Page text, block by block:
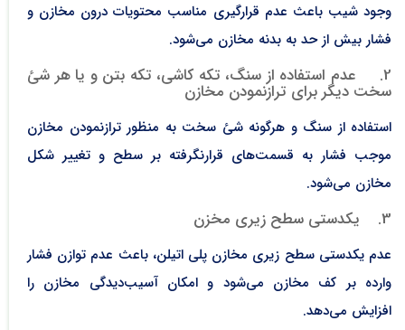
وجود شیب باعث عدم قرارگیری مناسب محتویات درون مخازن و
فشار بیش از حد به بدنه مخازن می‌شود.
2. عدم استفاده از سنگ، تکه کاشی، تکه بتن و یا هر شئ
سخت دیگر برای ترازنمودن مخازن
استفاده از سنگ و هرگونه شئ سخت به منظور ترازنمودن مخازن
موجب فشار به قسمت‌های قرارنگرفته بر سطح و تغییر شکل
مخازن می‌شود.
3. یکدستی سطح زیری مخزن
عدم یکدستی سطح زیری مخازن پلی اتیلن، باعث عدم توازن فشار
وارده بر کف مخازن می‌شود و امکان آسیب‌دیدگی مخازن را
افزایش می‌دهد.